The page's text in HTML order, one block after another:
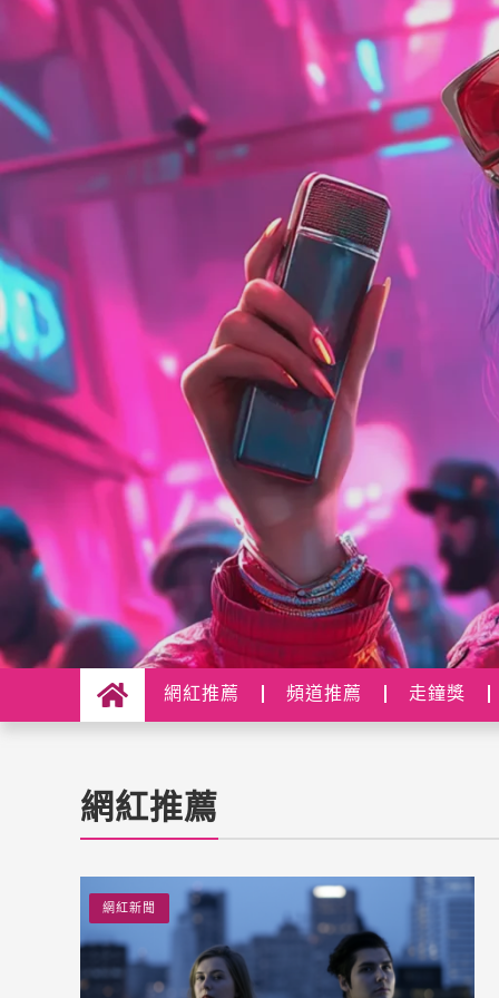
網紅推薦 頻道推薦 走鐘獎
網紅推薦
網紅新聞